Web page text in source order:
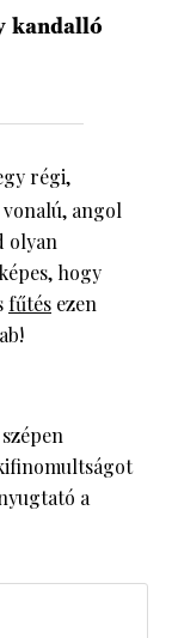
kandalló
régi,
angol
olyan
hogy
fűtés ezen
a